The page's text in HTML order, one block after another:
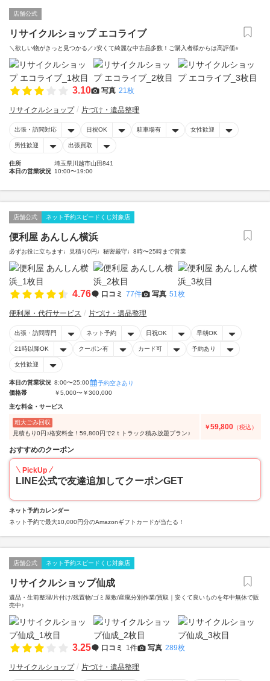
店舗公式
リサイクルショップ エコライブ
＼欲しい物がきっと見つかる／♪安くて綺麗な中古品多数！ご購入者様からは高評価⭐︎
3.10 写真 21枚
リサイクルショップ 片づけ・遺品整理
出張・訪問対応 日祝OK 駐車場有 女性歓迎
男性歓迎 出張買取
住所
埼玉県川越市山田841
本日の営業状況 10:00〜19:00
店舗公式 ネット予約スピードくじ対象店
便利屋 あんしん横浜
必ずお役に立ちます♩見積り0円♩秘密厳守♩8時〜25時まで営業
4.76 口コミ 77件 写真 51枚
便利屋・代行サービス 片づけ・遺品整理
出張・訪問専門 ネット予約 日祝OK 早朝OK
21時以降OK クーポン有 カード可 予約あり
女性歓迎
本日の営業状況 8:00〜25:00
予約空きあり
価格帯
￥5,000〜￥300,000
主な料金・サービス
粗大ごみ回収
見積もり0円♪格安料金！59,800円で2ｔトラック積み放題プラン♪
￥59,800 （税込）
おすすめのクーポン
PickUp
LINE公式で友達追加してクーポンGET
ネット予約カレンダー
ネット予約で最大10,000円分のAmazonギフトカードが当たる！
店舗公式 ネット予約スピードくじ対象店
リサイクルショップ仙成
遺品・生前整理/片付け/残置物/ゴミ屋敷/産廃分別作業/買取｜安くて良いものを年中無休で販
売中♪
3.25 口コミ 1件 写真 289枚
リサイクルショップ 片づけ・遺品整理